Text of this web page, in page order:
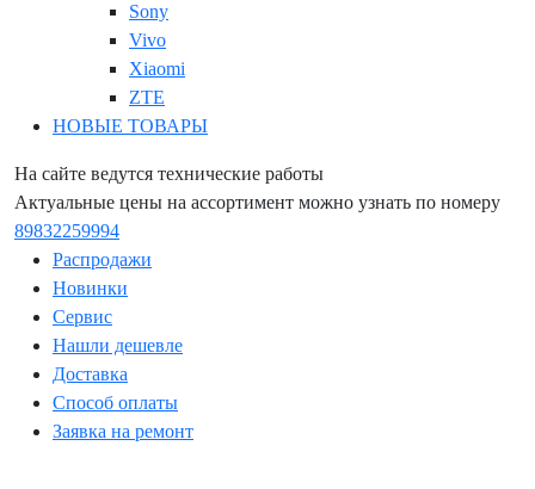
Sony
Vivo
Xiaomi
ZTE
НОВЫЕ ТОВАРЫ
На сайте ведутся технические работы
Актуальные цены на ассортимент можно узнать по номеру
89832259994
Распродажи
Новинки
Сервис
Нашли дешевле
Доставка
Способ оплаты
Заявка на ремонт